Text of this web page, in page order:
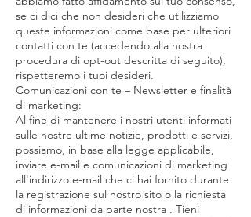
se ci dici che non desideri che utilizziamo
queste informazioni come base per ulteriori
contatti con te (accedendo alla nostra
procedura di opt-out descritta di seguito),
rispetteremo i tuoi desideri.
Comunicazioni con te – Newsletter e finalità
di marketing:
Al fine di mantenere i nostri utenti informati
sulle nostre ultime notizie, prodotti e servizi,
possiamo, in base alla legge applicabile,
inviare e-mail e comunicazioni di marketing
all'indirizzo e-mail che ci hai fornito durante
la registrazione sul nostro sito o la richiesta
di informazioni da parte nostra . Tieni